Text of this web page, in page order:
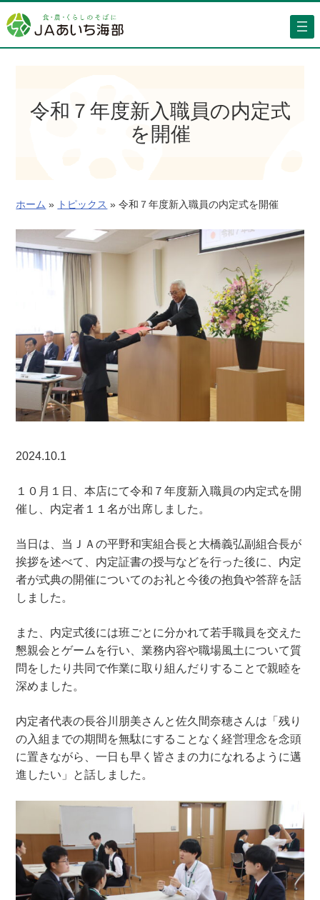
容
を
令和７年度新入職員の内定式
を開催
ホーム » トピックス » 令和７年度新入職員の内定式を開催
2024.10.1
１０月１日、本店にて令和７年度新入職員の内定式を開
催し、内定者１１名が出席しました。
当日は、当ＪＡの平野和実組合長と大橋義弘副組合長が
挨拶を述べて、内定証書の授与などを行った後に、内定
者が式典の開催についてのお礼と今後の抱負や答辞を話
しました。
また、内定式後には班ごとに分かれて若手職員を交えた
懇親会とゲームを行い、業務内容や職場風土について質
問をしたり共同で作業に取り組んだりすることで親睦を
深めました。
内定者代表の長谷川朋美さんと佐久間奈穂さんは「残り
の入組までの期間を無駄にすることなく経営理念を念頭
に置きながら、一日も早く皆さまの力になれるように邁
進したい」と話しました。